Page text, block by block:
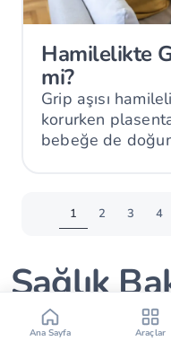
Hamilelikte
mi?
Grip aşısı
korurken
bebeğe de
1 2 3 4
Sağlık
Çin Takvimi
Vücut Kitle Endeksi
Yumurtlama Hesaplama
Ana Sayfa Araçlar